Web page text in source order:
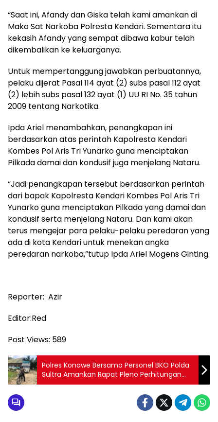
“Saat ini, Afandy dan Giska telah kami amankan di
Mako Sat Narkoba Polresta Kendari. Sementara itu
kekasih Afandy yang sempat dibawa kabur telah
dikembalikan ke keluarganya.
Untuk mempertanggung jawabkan perbuatannya,
pelaku dijerat Pasal 114 ayat (2) subs pasal 112 ayat
(2) lebih subs pasal 132 ayat (1) UU RI No. 35 tahun
2009 tentang Narkotika.
Ipda Ariel menambahkan, penangkapan ini
berdasarkan atas perintah Kapolresta Kendari
Kombes Pol Aris Tri Yunarko guna menciptakan
Pilkada damai dan kondusif juga menjelang Nataru.
“Jadi penangkapan tersebut berdasarkan perintah
dari bapak Kapolresta Kendari Kombes Pol Aris Tri
Yunarko guna menciptakan Pilkada yang damai dan
kondusif serta menjelang Nataru. Dan kami akan
terus mengejar para pelaku-pelaku peredaran yang
ada di kota Kendari untuk menekan angka
peredaran narkoba,”tutup Ipda Ariel Mogens Ginting.
Reporter: Azir
Editor:Red
Post Views: 589
Polres Konawe Bersama Personel BKO Polda
Sultra Amankan Rapat Pleno Perhitungan
Suara di PPK